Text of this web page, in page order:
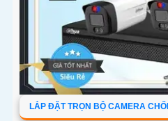
LẮP ĐẶT TRỌN BỘ CAMERA